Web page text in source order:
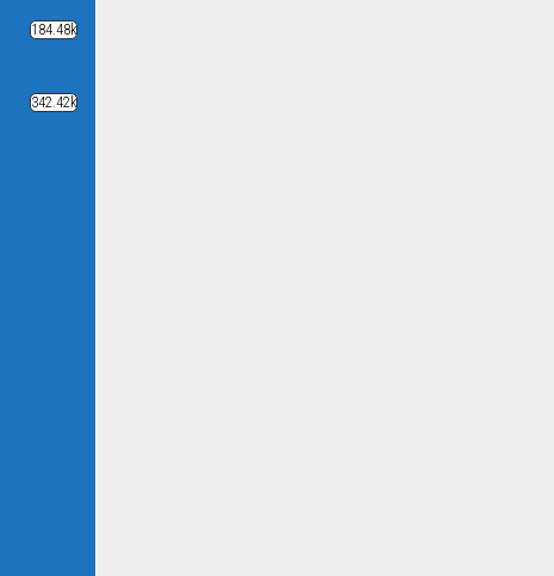
184.48k
342.42k